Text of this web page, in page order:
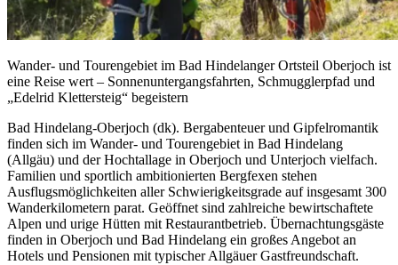
Wander- und Tourengebiet im Bad Hindelanger Ortsteil Oberjoch ist
eine Reise wert – Sonnenuntergangsfahrten, Schmugglerpfad und
„Edelrid Klettersteig“ begeistern
Bad Hindelang-Oberjoch (dk). Bergabenteuer und Gipfelromantik
finden sich im Wander- und Tourengebiet in Bad Hindelang
(Allgäu) und der Hochtallage in Oberjoch und Unterjoch vielfach.
Familien und sportlich ambitionierten Bergfexen stehen
Ausflugsmöglichkeiten aller Schwierigkeitsgrade auf insgesamt 300
Wanderkilometern parat. Geöffnet sind zahlreiche bewirtschaftete
Alpen und urige Hütten mit Restaurantbetrieb. Übernachtungsgäste
finden in Oberjoch und Bad Hindelang ein großes Angebot an
Hotels und Pensionen mit typischer Allgäuer Gastfreundschaft.